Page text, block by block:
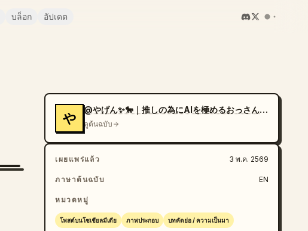
บล็อก อัปเดต
や
@やげん✨🐎｜推しの為にAIを極めるおっさん社会人
ดูต้นฉบับ
เผยแพร่แล้ว 3 พ.ค. 2569
ภาษาต้นฉบับ EN
หมวดหมู่
โพสต์บนโซเชียลมีเดีย ภาพประกอบ บทคัดย่อ / ความเป็นมา